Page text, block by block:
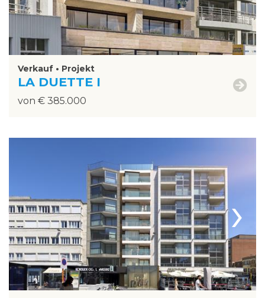
Verkauf • Projekt
LA DUETTE I
von € 385.000
›